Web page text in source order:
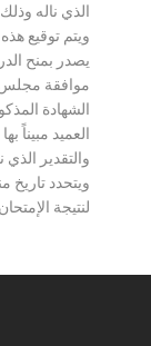
الذي ناله
ويتم توقيع
يصدر بمنح
موافقة
الشهادة
العميد مبيناً
والتقدير الذي
ويتحدد تاريخ
لنتيجة